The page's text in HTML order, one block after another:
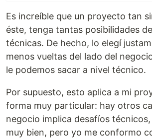
Es increíble que un proyecto tan
éste, tenga tantas posibilidades
técnicas. De hecho, lo elegí
menos vueltas del lado del
le podemos sacar a nivel técnico.
Por supuesto, esto aplica a mi
forma muy particular: hay otros
negocio implica desafíos
muy bien, pero yo me conformo